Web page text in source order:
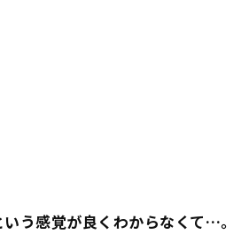
う感覚が良くわからなくて…。